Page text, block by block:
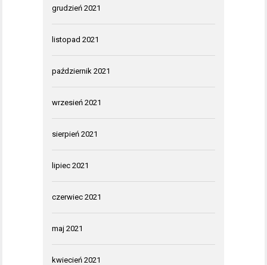
grudzień 2021
listopad 2021
październik 2021
wrzesień 2021
sierpień 2021
lipiec 2021
czerwiec 2021
maj 2021
kwiecień 2021